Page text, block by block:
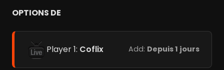
OPTIONS DE
Player 1: Coflix Add: Depuis 1 jours